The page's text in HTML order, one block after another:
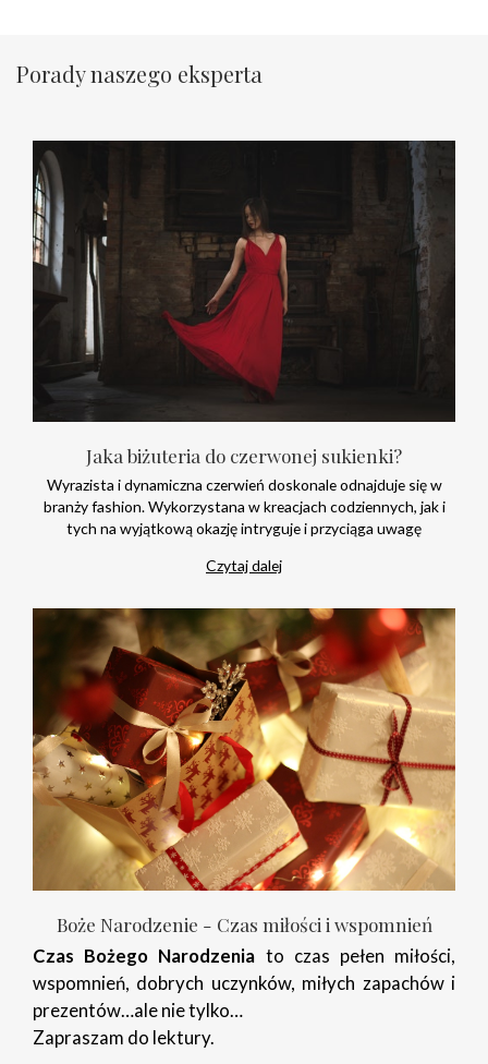
Porady naszego eksperta
Jaka biżuteria do czerwonej sukienki?
Wyrazista i dynamiczna czerwień doskonale odnajduje się w
branży fashion. Wykorzystana w kreacjach codziennych, jak i
tych na wyjątkową okazję intryguje i przyciąga uwagę
Czytaj dalej
Boże Narodzenie - Czas miłości i wspomnień
Czas Bożego Narodzenia to czas pełen miłości,
wspomnień, dobrych uczynków, miłych zapachów i
prezentów…ale nie tylko…
Zapraszam do lektury.